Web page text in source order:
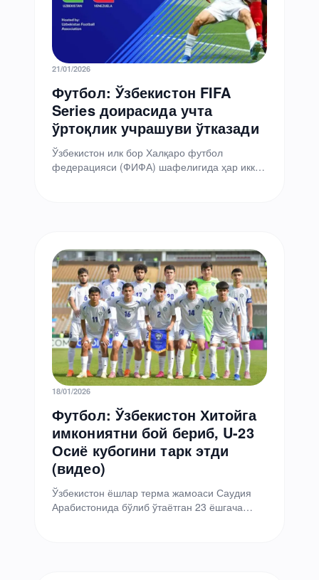
21/01/2026
Футбол: Ўзбекистон FIFA
Series доирасида учта
ўртоқлик учрашуви ўтказади
Ўзбекистон илк бор Халқаро футбол
федерацияси (ФИФА) шафелигида ҳар икки
18/01/2026
Футбол: Ўзбекистон Хитойга
имкониятни бой бериб, U-23
Осиё кубогини тарк этди
(видео)
Ўзбекистон ёшлар терма жамоаси Саудия
Арабистонида бўлиб ўтаётган 23 ёшгача